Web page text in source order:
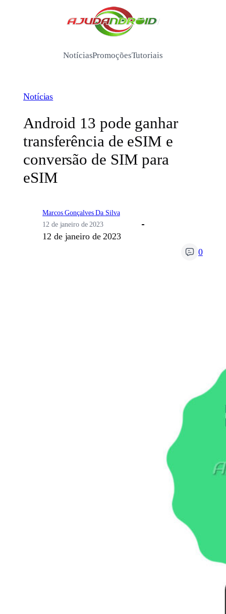
/
NotíciasPromoçõesTutoriais
Notícias
Android 13 pode ganhar
transferência de eSIM e
conversão de SIM para
eSIM
Marcos Gonçalves Da Silva
12 de janeiro de 2023
12 de janeiro de 2023
0